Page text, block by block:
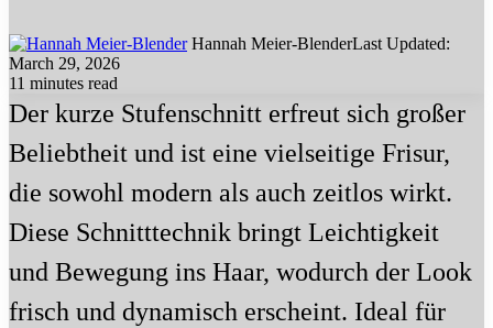
Hannah Meier-BlenderLast Updated:
March 29, 2026
11 minutes read
Der kurze Stufenschnitt erfreut sich großer
Beliebtheit und ist eine vielseitige Frisur,
die sowohl modern als auch zeitlos wirkt.
Diese Schnitttechnik bringt Leichtigkeit
und Bewegung ins Haar, wodurch der Look
frisch und dynamisch erscheint. Ideal für